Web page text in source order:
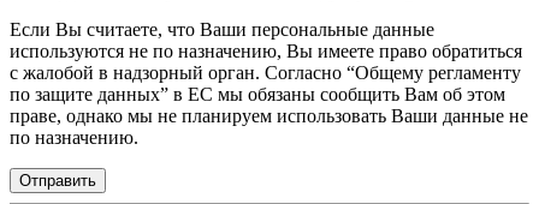
Если Вы считаете, что Ваши персональные данные
используются не по назначению, Вы имеете право обратиться
с жалобой в надзорный орган. Согласно “Общему регламенту
по защите данных” в ЕС мы обязаны сообщить Вам об этом
праве, однако мы не планируем использовать Ваши данные не
по назначению.
Отправить